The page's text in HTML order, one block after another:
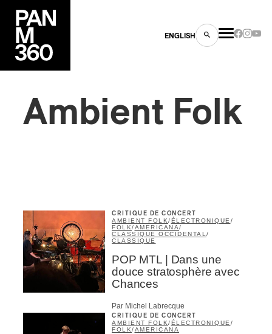
ENGLISH
Ambient Folk
CRITIQUE DE CONCERT
AMBIENT FOLK/ÉLECTRONIQUE /
FOLK/AMERICANA/
CLASSIQUE OCCIDENTAL /
CLASSIQUE
POP MTL | Dans une
douce stratosphère avec
Chances
Par Michel Labrecque
CRITIQUE DE CONCERT
AMBIENT FOLK/ ÉLECTRONIQUE/
FOLK/AMERICANA
Inscription
Infolettre